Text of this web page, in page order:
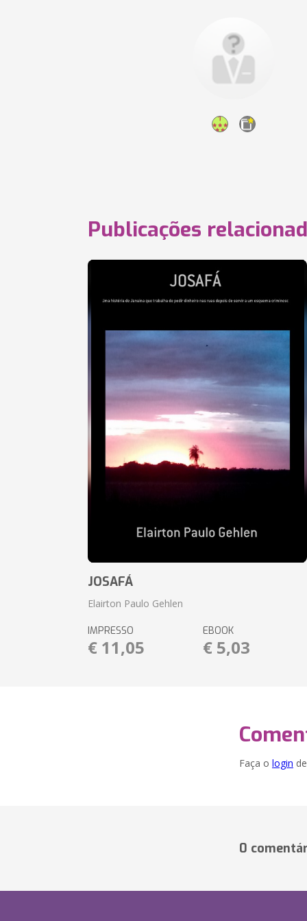
Publicações
JOSAFÁ
Elairton Paulo Gehlen
IMPRESSO
€ 11,05
EBOOK
€ 5,03
Faça o login
0